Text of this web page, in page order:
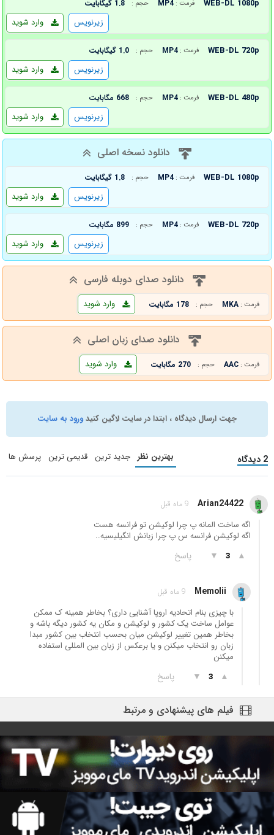
WEB-DL 1080p فرمت : MP4 حجم : 1.8 گیگابایت
وارد شوید زیرنویس
WEB-DL 720p فرمت : MP4 حجم : 1.0 گیگابایت
وارد شوید زیرنویس
WEB-DL 480p فرمت : MP4 حجم : 668 مگابایت
وارد شوید زیرنویس
دانلود نسخه اصلی
WEB-DL 1080p فرمت : MP4 حجم : 1.8 گیگابایت
وارد شوید زیرنویس
WEB-DL 720p فرمت : MP4 حجم : 899 مگابایت
وارد شوید زیرنویس
دانلود صدای دوبله فارسی
فرمت : MKA حجم : 178 مگابایت وارد شوید
دانلود صدای زبان اصلی
فرمت : AAC حجم : 270 مگابایت وارد شوید
جهت ارسال دیدگاه ، ابتدا در سایت لاگین کنیدورود به سایت
2 دیدگاه بهترین نظر جدید ترین قدیمی ترین پرسش ها
Arian24422 9 ماه قبل
اگه ساخت المانه پ چرا لوکیشن تو فرانسه هست
اگه لوکیشن فرانسه س پ چرا زبانش انگیلیسیه..
▲
3
▼ پاسخ
Memolii 9 ماه قبل
با چیزی بنام اتحادیه اروپا آشنایی داری؟ بخاطر همینه ک ممکن
عوامل ساخت یک کشور و لوکیشن و مکان یه کشور دیگه باشه و
بخاطر همین تغییر لوکیشن میان بحسب انتخاب بین کشور مبدا
زبان رو انتخاب میکنن و یا برعکس از زبان بین المللی استفاده
میکنن
▲
3
▼ پاسخ
فیلم های پیشنهادی و مرتبط